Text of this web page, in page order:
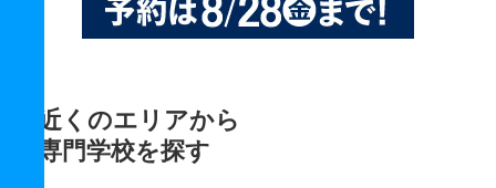
近くのエリアから
専門学校を探す